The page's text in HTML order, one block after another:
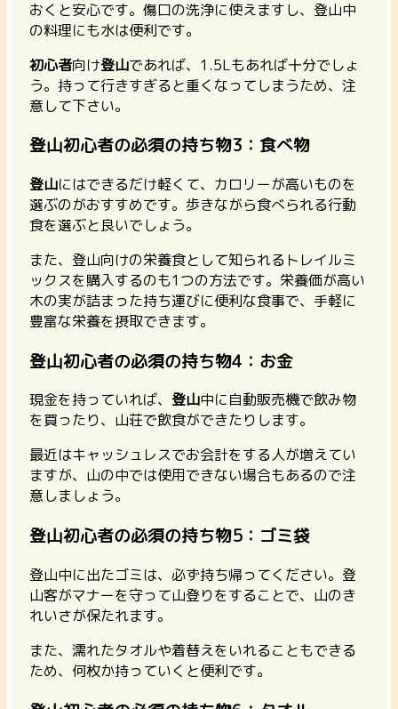
おくと安心です。傷口の洗浄に使えますし、登山中
の料理にも水は便利です。
初心者向け登山であれば、1.5Lもあれば十分でしょ
う。持って行きすぎると重くなってしまうため、注
意して下さい。
登山初心者の必須の持ち物3：食べ物
登山にはできるだけ軽くて、カロリーが高いものを
選ぶのがおすすめです。歩きながら食べられる行動
食を選ぶと良いでしょう。
また、登山向けの栄養食として知られるトレイルミ
ックスを購入するのも1つの方法です。栄養価が高い
木の実が詰まった持ち運びに便利な食事で、手軽に
豊富な栄養を摂取できます。
登山初心者の必須の持ち物4：お金
現金を持っていれば、 登山中に自動販売機で飲み物
を買ったり、山荘で飲食ができたりします。
最近はキャッシュレスでお会計をする人が増えてい
ますが、山の中では使用できない場合もあるので注
意しましょう。
登山初心者の必須の持ち物5：ゴミ袋
登山中に出たゴミは、必ず持ち帰ってください。登
山客がマナーを守って山登りをすることで、山のき
れいさが保たれます。
また、濡れたタオルや着替えをいれることもできる
ため、何枚か持っていくと便利です。